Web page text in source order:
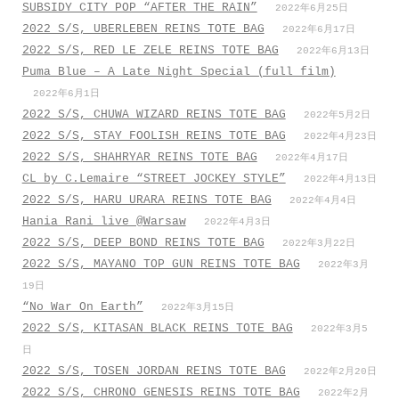
SUBSIDY CITY POP “AFTER THE RAIN” 2022年6月25日
2022 S/S, UBERLEBEN REINS TOTE BAG 2022年6月17日
2022 S/S, RED LE ZELE REINS TOTE BAG 2022年6月13日
Puma Blue – A Late Night Special (full film)
2022年6月1日
2022 S/S, CHUWA WIZARD REINS TOTE BAG 2022年5月2日
2022 S/S, STAY FOOLISH REINS TOTE BAG 2022年4月23日
2022 S/S, SHAHRYAR REINS TOTE BAG 2022年4月17日
CL by C.Lemaire “STREET JOCKEY STYLE” 2022年4月13日
2022 S/S, HARU URARA REINS TOTE BAG 2022年4月4日
Hania Rani live @Warsaw 2022年4月3日
2022 S/S, DEEP BOND REINS TOTE BAG 2022年3月22日
2022 S/S, MAYANO TOP GUN REINS TOTE BAG
2022年3月
19日
“No War On Earth” 2022年3月15日
2022 S/S, KITASAN BLACK REINS TOTE BAG
2022年3月5
日
2022 S/S, TOSEN JORDAN REINS TOTE BAG 2022年2月20日
2022 S/S, CHRONO GENESIS REINS TOTE BAG 2022年2月